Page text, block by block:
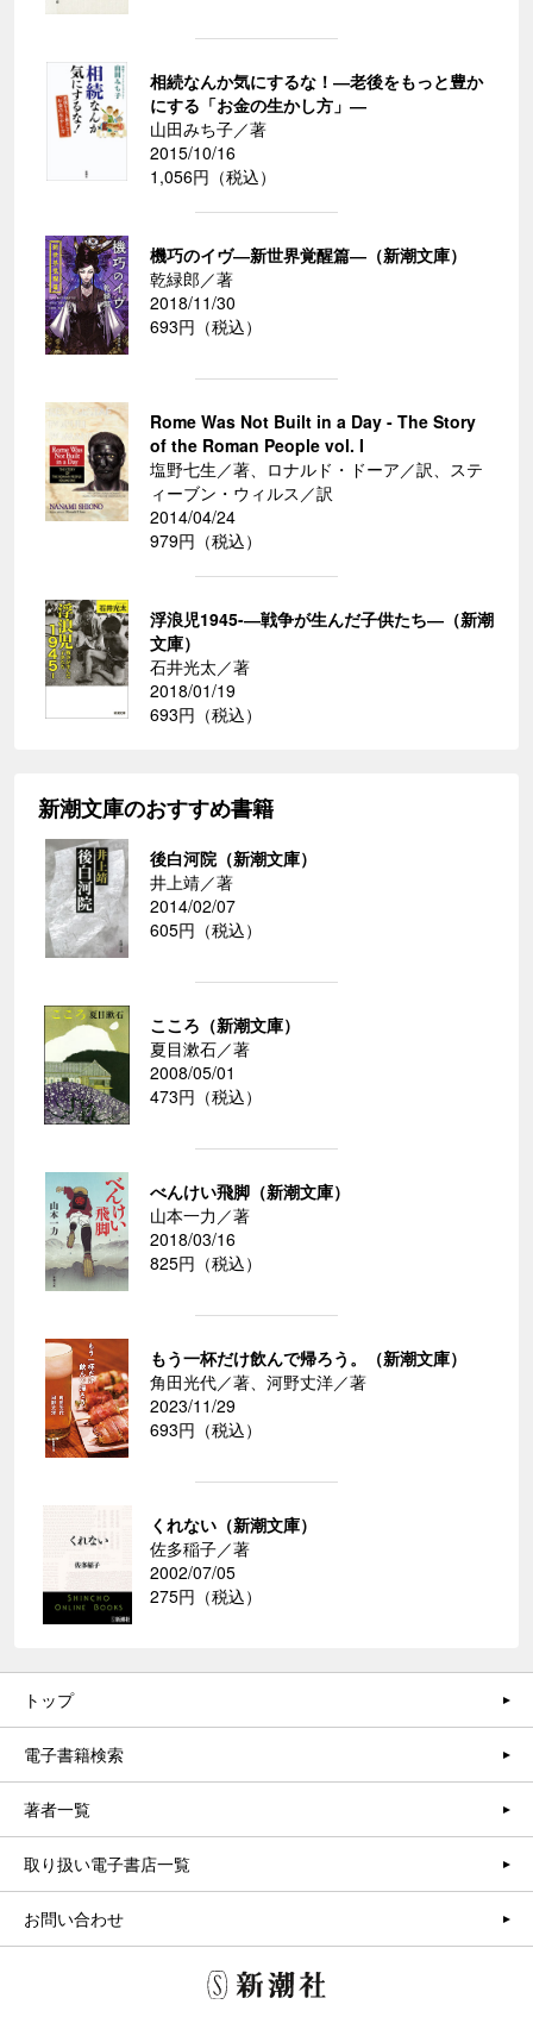
相続なんか気にするな！―老後をもっと豊か
にする「お金の生かし方」―
山田みち子／著
2015/10/16
1,056円（税込）
機巧のイヴ―新世界覚醒篇―（新潮文庫）
乾緑郎／著
2018/11/30
693円（税込）
Rome Was Not Built in a Day - The Story
of the Roman People vol. I
塩野七生／著、ロナルド・ドーア／訳、ステ
ィーブン・ウィルス／訳
2014/04/24
979円（税込）
浮浪児1945-―戦争が生んだ子供たち―（新潮
文庫）
石井光太／著
2018/01/19
693円（税込）
新潮文庫のおすすめ書籍
後白河院（新潮文庫）
井上靖／著
2014/02/07
605円（税込）
こころ（新潮文庫）
夏目漱石／著
2008/05/01
473円（税込）
べんけい飛脚（新潮文庫）
山本一力／著
2018/03/16
825円（税込）
もう一杯だけ飲んで帰ろう。（新潮文庫）
角田光代／著、河野丈洋／著
2023/11/29
693円（税込）
くれない（新潮文庫）
佐多稲子／著
2002/07/05
275円（税込）
トップ
電子書籍検索
著者一覧
取り扱い電子書店一覧
お問い合わせ